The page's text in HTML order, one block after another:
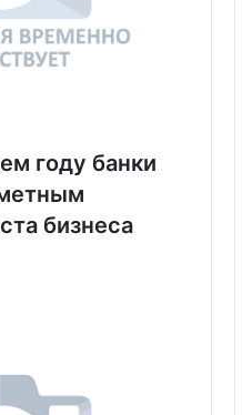
году банки
бизнеса